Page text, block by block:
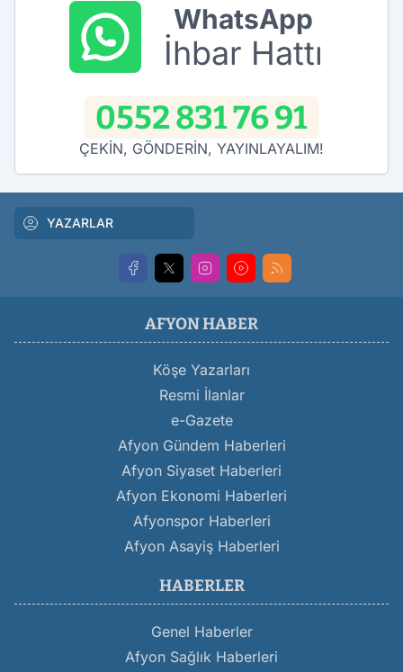
WhatsApp
İhbar Hattı
0552 831 76 91
ÇEKİN, GÖNDERİN, YAYINLAYALIM!
YAZARLAR
AFYON HABER
Köşe Yazarları
Resmi İlanlar
e-Gazete
Afyon Gündem Haberleri
Afyon Siyaset Haberleri
Afyon Ekonomi Haberleri
Afyonspor Haberleri
Afyon Asayiş Haberleri
HABERLER
Genel Haberler
Afyon Sağlık Haberleri